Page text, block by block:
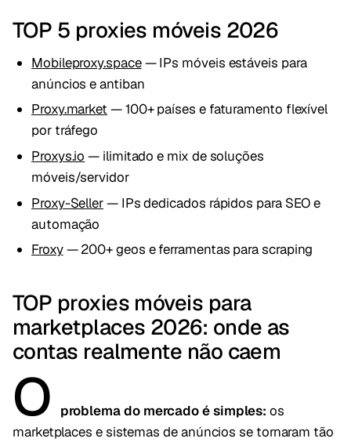
TOP 5 proxies móveis 2026
Mobileproxy.space— IPs móveis estáveis para
anúncios e antiban
Proxy.market — 100+ países e faturamento flexível
por tráfego
Proxys.io — ilimitado e mix de soluções
móveis/servidor
Proxy-Seller— IPs dedicados rápidos para SEO e
automação
Froxy— 200+ geos e ferramentas para scraping
TOP proxies móveis para
marketplaces 2026: onde as
contas realmente não caem
O problema do mercado é simples: os
marketplaces e sistemas de anúncios se tornaram tão